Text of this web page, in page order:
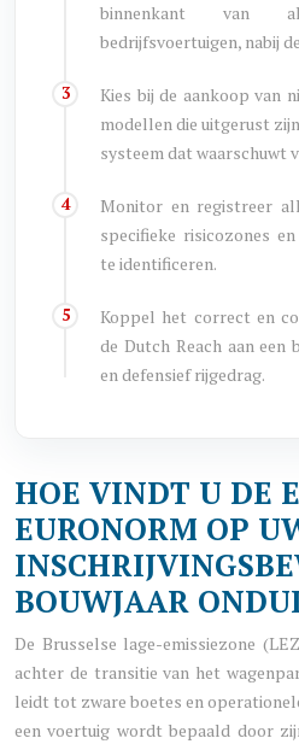
binnenkant van
bedrijfsvoertuigen, nabij
Kies bij de aankoop van
modellen die uitgerust
systeem dat waarschuwt
Monitor en registreer
specifieke risicozones
te identificeren.
Koppel het correct en
de Dutch Reach aan een
en defensief rijgedrag.
HOE VINDT U DE
EURONORM OP
BOUWJAAR
De Brusselse lage-emissiezone
achter de transitie van het
leidt tot zware boetes en
een voertuig wordt bepaald door